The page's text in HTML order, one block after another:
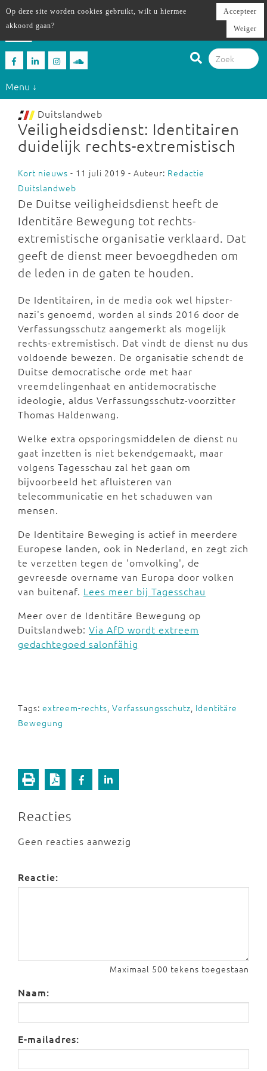
Menu ↓
Duitslandweb
Veiligheidsdienst: Identitairen
duidelijk rechts-extremistisch
Kort nieuws - 11 juli 2019 - Auteur: Redactie
Duitslandweb
De Duitse veiligheidsdienst heeft de
Identitäre Bewegung tot rechts-
extremistische organisatie verklaard. Dat
geeft de dienst meer bevoegdheden om
de leden in de gaten te houden.
De Identitairen, in de media ook wel hipster-
nazi's genoemd, worden al sinds 2016 door de
Verfassungsschutz aangemerkt als mogelijk
rechts-extremistisch. Dat vindt de dienst nu dus
voldoende bewezen. De organisatie schendt de
Duitse democratische orde met haar
vreemdelingenhaat en antidemocratische
ideologie, aldus Verfassungsschutz-voorzitter
Thomas Haldenwang.
Welke extra opsporingsmiddelen de dienst nu
gaat inzetten is niet bekendgemaakt, maar
volgens Tagesschau zal het gaan om
bijvoorbeeld het afluisteren van
telecommunicatie en het schaduwen van
mensen.
De Identitaire Beweging is actief in meerdere
Europese landen, ook in Nederland, en zegt zich
te verzetten tegen de 'omvolking', de
gevreesde overname van Europa door volken
van buitenaf. Lees meer bij Tagesschau
Meer over de Identitäre Bewegung op
Duitslandweb: Via AfD wordt extreem
gedachtegoed salonfähig
Tags: extreem-rechts, Verfassungsschutz, Identitäre
Bewegung
Reacties
Geen reacties aanwezig
Reactie:
Maximaal 500 tekens toegestaan
Naam:
E-mailadres:
Op deze site worden cookies gebruikt, wilt u hiermee
akkoord gaan?
Accepteer
Weiger